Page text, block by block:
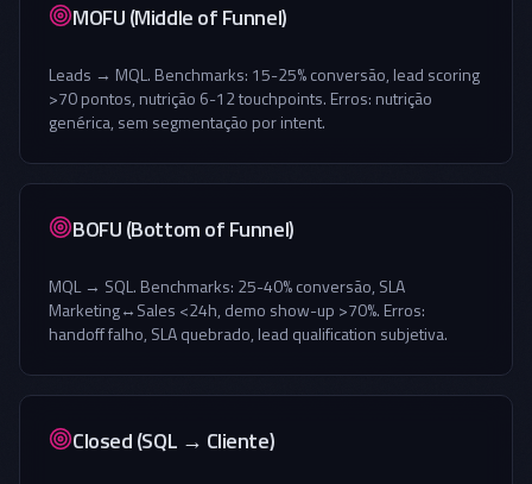
MOFU (Middle of Funnel)
Leads → MQL. Benchmarks: 15-25% conversão, lead scoring
>70 pontos, nutrição 6-12 touchpoints. Erros: nutrição
genérica, sem segmentação por intent.
BOFU (Bottom of Funnel)
MQL → SQL. Benchmarks: 25-40% conversão, SLA
Marketing↔Sales <24h, demo show-up >70%. Erros:
handoff falho, SLA quebrado, lead qualification subjetiva.
Closed (SQL → Cliente)